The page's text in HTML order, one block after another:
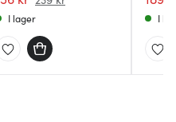
I lager I